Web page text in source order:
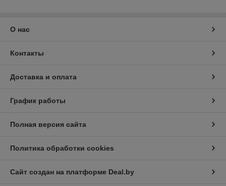
О нас
Контакты
Доставка и оплата
График работы
Полная версия сайта
Политика обработки cookies
Сайт создан на платформе Deal.by